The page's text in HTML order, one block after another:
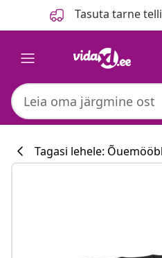
Tasuta tarne
Tagasi lehele: